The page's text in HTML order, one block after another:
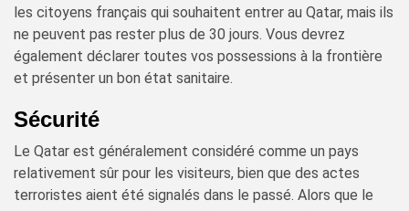
les citoyens français qui souhaitent entrer au Qatar, mais ils
ne peuvent pas rester plus de 30 jours. Vous devrez
également déclarer toutes vos possessions à la frontière
et présenter un bon état sanitaire.
Sécurité
Le Qatar est généralement considéré comme un pays
relativement sûr pour les visiteurs, bien que des actes
terroristes aient été signalés dans le passé. Alors que le